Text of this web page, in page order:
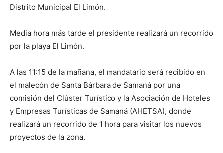
Distrito Municipal El Limón.
Media hora más tarde el presidente realizará un recorrido
por la playa El Limón.
A las 11:15 de la mañana, el mandatario será recibido en
el malecón de Santa Bárbara de Samaná por una
comisión del Clúster Turístico y la Asociación de Hoteles
y Empresas Turísticas de Samaná (AHETSA), donde
realizará un recorrido de 1 hora para visitar los nuevos
proyectos de la zona.